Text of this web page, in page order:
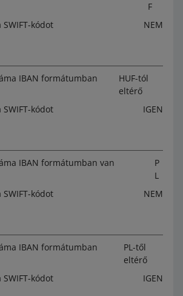
F
kódot
NEM
IBAN formátumban
HUF-tól
eltérő
kódot
IGEN
IBAN formátumban van
P
L
kódot
NEM
IBAN formátumban
PL-től
eltérő
kódot
IGEN